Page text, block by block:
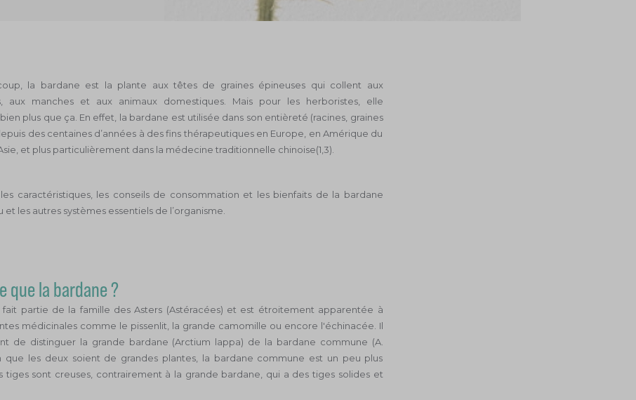
la bardane est la plante aux têtes de graines épineuses qui collent aux
aux manches et aux animaux domestiques. Mais pour les herboristes, elle
plus que ça. En effet, la bardane est utilisée dans son entièreté (racines, graines
des centaines d’années à des fins thérapeutiques en Europe, en Amérique du
et plus particulièrement dans la médecine traditionnelle chinoise(1,3).
caractéristiques, les conseils de consommation et les bienfaits de la bardane
et les autres systèmes essentiels de l’organisme.
que la bardane ?
fait partie de la famille des Asters (Astéracées) et est étroitement apparentée à
médicinales comme le pissenlit, la grande camomille ou encore l'échinacée. Il
de distinguer la grande bardane (Arctium lappa) de la bardane commune (A.
que les deux soient de grandes plantes, la bardane commune est un peu plus
tiges sont creuses, contrairement à la grande bardane, qui a des tiges solides et